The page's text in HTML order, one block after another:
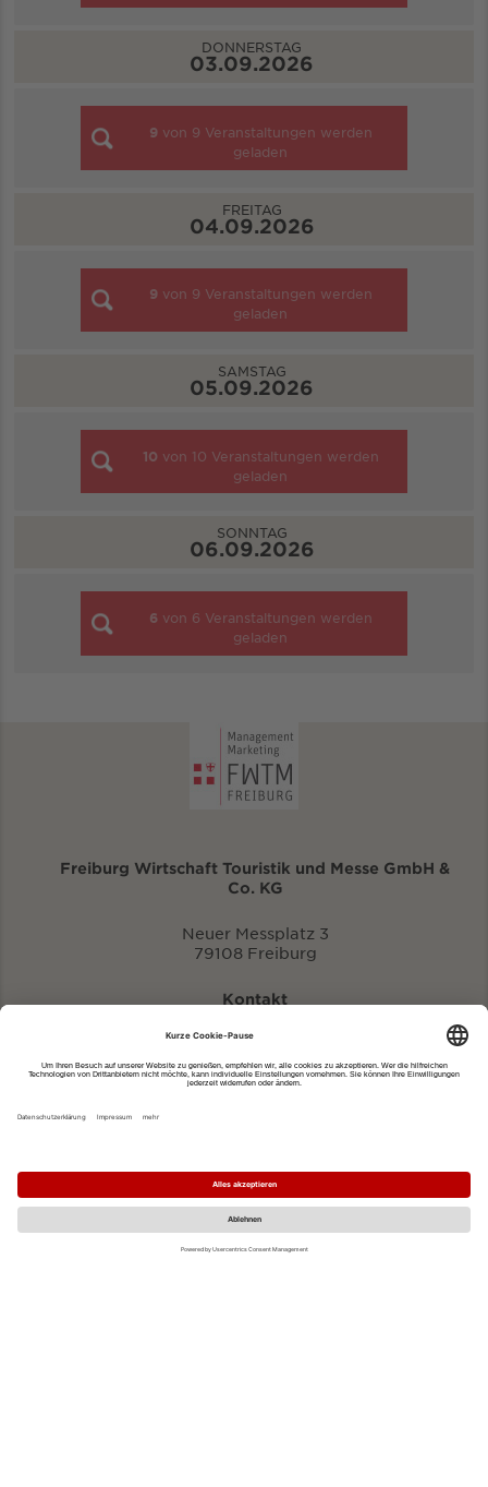
DONNERSTAG
03.09.2026
9 von 9 Veranstaltungen werden
geladen
FREITAG
04.09.2026
9 von 9 Veranstaltungen werden
geladen
SAMSTAG
05.09.2026
10 von 10 Veranstaltungen werden
geladen
SONNTAG
06.09.2026
6 von 6 Veranstaltungen werden
geladen
Freiburg Wirtschaft Touristik und Messe GmbH &
Co. KG
Neuer Messplatz 3
79108 Freiburg
Kontakt
eventportal@fwtm.de
Impressum